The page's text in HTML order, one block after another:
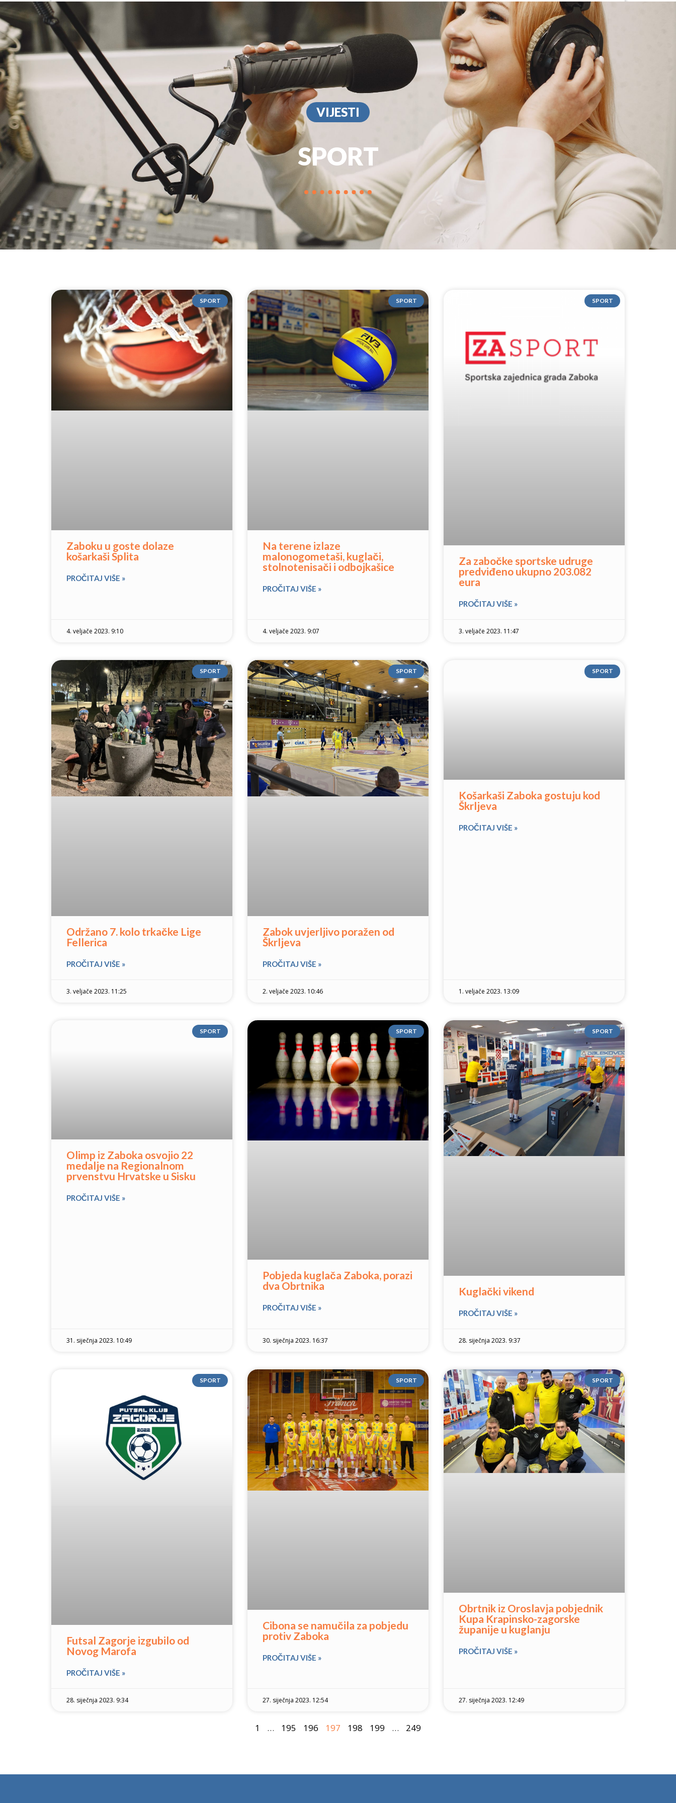
PROGRAM MARKETING KONTAKT DOKUMENTI
VIJESTI
SPORT
SPORT
Zaboku u goste dolaze
košarkaši Splita
PROČITAJ VIŠE »
4. veljače 2023. 9:10
SPORT
Na terene izlaze
malonogometaši, kuglači,
stolnotenisači i odbojkašice
PROČITAJ VIŠE »
4. veljače 2023. 9:07
SPORT
Za zabočke sportske udruge
predviđeno ukupno 203.082
eura
PROČITAJ VIŠE »
3. veljače 2023. 11:47
SPORT
Održano 7. kolo trkačke Lige
Fellerica
PROČITAJ VIŠE »
3. veljače 2023. 11:25
SPORT
Zabok uvjerljivo poražen od
Škrljeva
PROČITAJ VIŠE »
2. veljače 2023. 10:46
SPORT
Košarkaši Zaboka gostuju kod
Škrljeva
PROČITAJ VIŠE »
1. veljače 2023. 13:09
SPORT
Olimp iz Zaboka osvojio 22
medalje na Regionalnom
prvenstvu Hrvatske u Sisku
PROČITAJ VIŠE »
31. siječnja 2023. 10:49
SPORT
Pobjeda kuglača Zaboka, porazi
dva Obrtnika
PROČITAJ VIŠE »
30. siječnja 2023. 16:37
SPORT
Kuglački vikend
PROČITAJ VIŠE »
28. siječnja 2023. 9:37
SPORT
Futsal Zagorje izgubilo od
Novog Marofa
PROČITAJ VIŠE »
28. siječnja 2023. 9:34
SPORT
Cibona se namučila za pobjedu
protiv Zaboka
PROČITAJ VIŠE »
27. siječnja 2023. 12:54
SPORT
Obrtnik iz Oroslavja pobjednik
Kupa Krapinsko-zagorske
županije u kuglanju
PROČITAJ VIŠE »
27. siječnja 2023. 12:49
1 … 195 196 197 198 199 … 249